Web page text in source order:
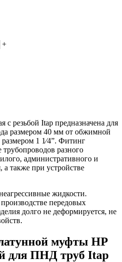
+
резьбой Itap предназначена для
размером 40 мм от обжимной
1 1⁄4”. Фитинг
трубопроводов разного
административного и
также при устройстве
жидкости.
передовых
долго не деформируется, не
муфты НР
для ПНД труб Itap